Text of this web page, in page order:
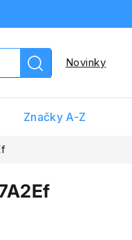
Novinky
Značky A-Z